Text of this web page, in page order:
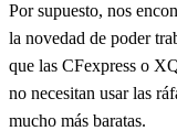
Por supuesto, nos
la novedad de poder
que las CFexpress o
no necesitan usar las
mucho más baratas.